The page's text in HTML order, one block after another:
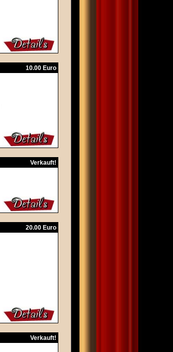
10.00 Euro
Verkauft!
20.00 Euro
Verkauft!